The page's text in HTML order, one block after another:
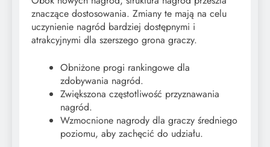
znaczące dostosowania. Zmiany te mają na celu
uczynienie nagród bardziej dostępnymi i
atrakcyjnymi dla szerszego grona graczy.
Obniżone progi rankingowe dla
zdobywania nagród.
Zwiększona częstotliwość przyznawania
nagród.
Wzmocnione nagrody dla graczy średniego
poziomu, aby zachęcić do udziału.